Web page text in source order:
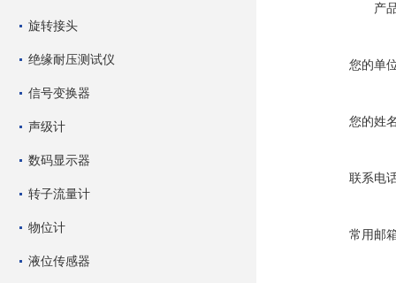
旋转接头
绝缘耐压测试仪
信号变换器
声级计
数码显示器
转子流量计
物位计
液位传感器
产
您的单
您的姓
联系电
常用邮